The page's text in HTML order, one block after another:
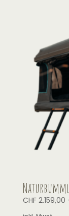
CHF2.159,00